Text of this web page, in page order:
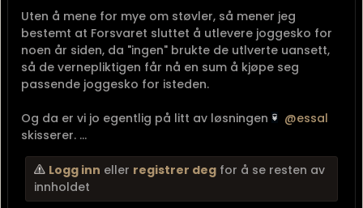
Uten å mene for mye om støvler, så mener jeg
bestemt at Forsvaret sluttet å utlevere joggesko for
noen år siden, da "ingen" brukte de utlverte uansett,
så de vernepliktigen får nå en sum å kjøpe seg
passende joggesko for isteden.
Og da er vi jo egentlig på litt av løsningen
essal
skisserer. ...
Logg inn eller registrer deg for å se resten av
innholdet